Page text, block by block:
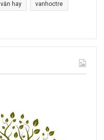
hay vanhoctre